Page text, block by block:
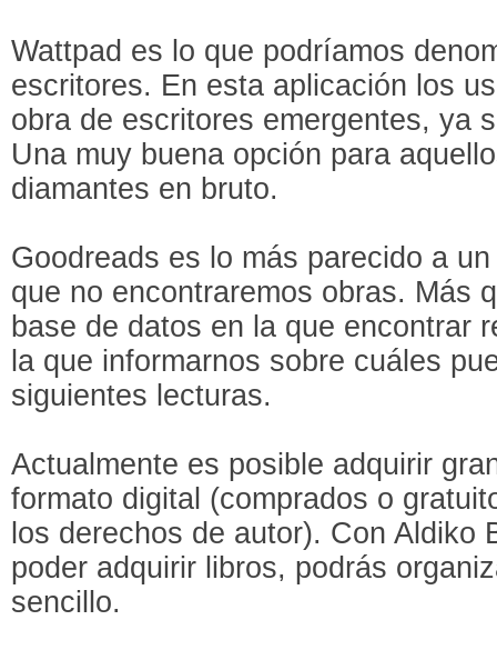
Wattpad es lo que podríamos
escritores. En esta aplicación los
obra de escritores emergentes, ya
Una muy buena opción para
diamantes en bruto.
Goodreads es lo más parecido a
que no encontraremos obras. Más
base de datos en la que encontrar
la que informarnos sobre cuáles
siguientes lecturas.
Actualmente es posible adquirir
formato digital (comprados o
los derechos de autor). Con Aldiko
poder adquirir libros, podrás
sencillo.